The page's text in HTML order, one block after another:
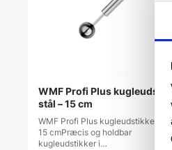
WMF Profi Plus
stål – 15 cm
WMF Profi Plus kugleudstikker
15 cmPræcis og holdbar
kugleudstikker i…